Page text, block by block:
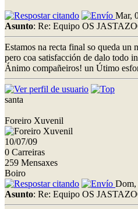
Mar,
Asunto: Re: Equipo OS
Estamos na recta final so queda un
pero coa satisfacción de dalo todo
Ánimo compañeiros! un Útimo
santa
Foreiro Xuvenil
10/07/09
0 Carreiras
259 Mensaxes
Boiro
Dom,
Asunto: Re: Equipo OS